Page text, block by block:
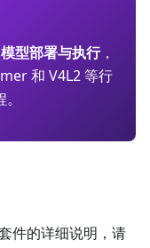
型部署与执行，
和 V4L2 等行
件的详细说明，请